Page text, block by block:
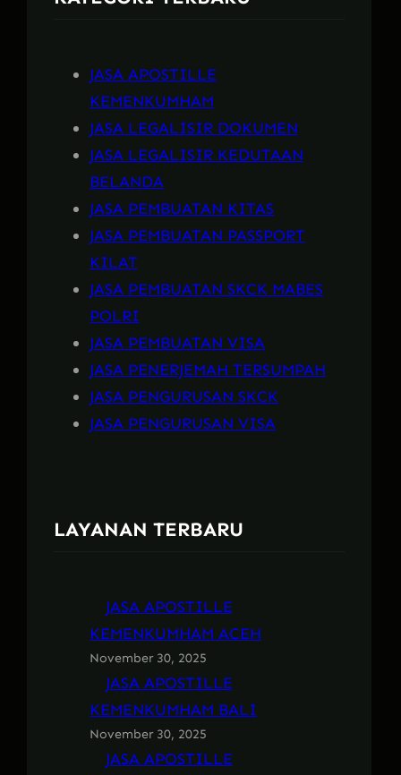
JASA APOSTILLE
KEMENKUMHAM
JASA LEGALISIR DOKUMEN
JASA LEGALISIR KEDUTAAN
BELANDA
JASA PEMBUATAN KITAS
JASA PEMBUATAN PASSPORT
KILAT
JASA PEMBUATAN SKCK MABES
POLRI
JASA PEMBUATAN VISA
JASA PENERJEMAH TERSUMPAH
JASA PENGURUSAN SKCK
JASA PENGURUSAN VISA
LAYANAN TERBARU
JASA APOSTILLE
KEMENKUMHAM ACEH
November 30, 2025
JASA APOSTILLE
KEMENKUMHAM BALI
November 30, 2025
JASA APOSTILLE